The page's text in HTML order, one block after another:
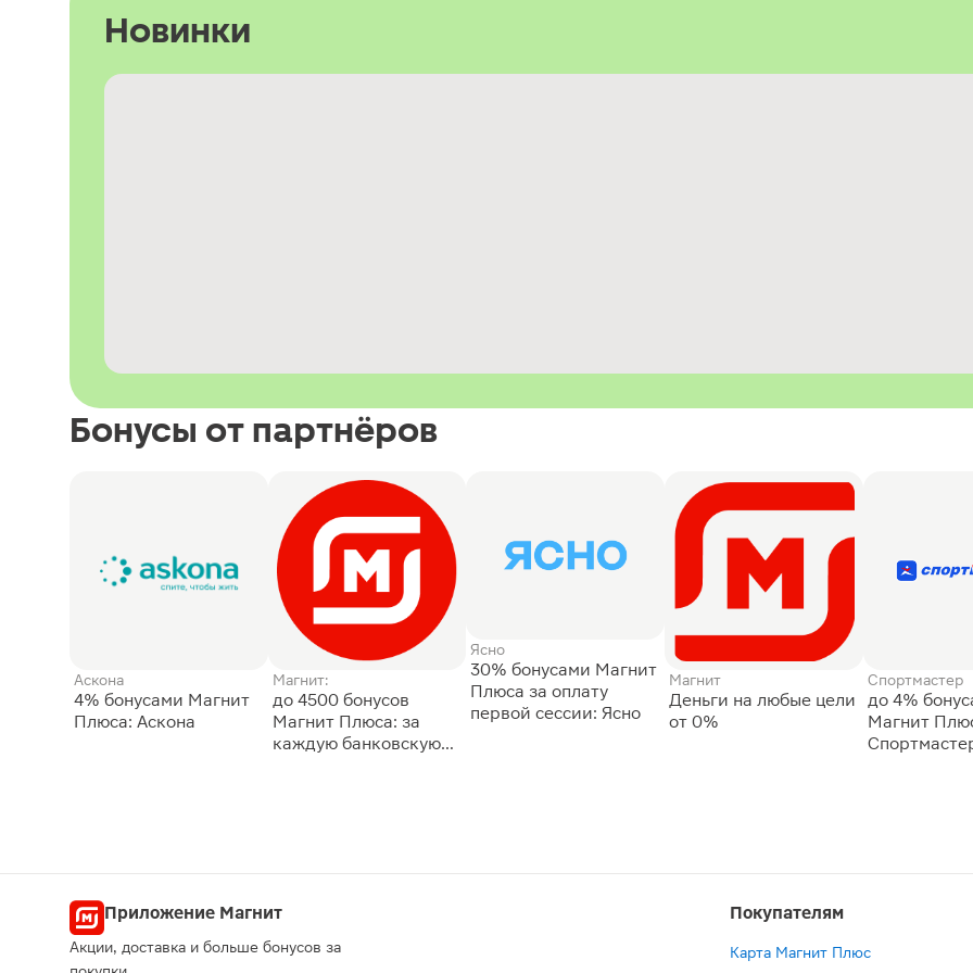
Новинки
Бонусы от партнёров
Аскона
4% бонусами Магнит
Плюса: Аскона
Магнит:
до 4500 бонусов
Магнит Плюса: за
каждую банковскую
Ясно
30% бонусами Магнит
Плюса за оплату
первой сессии: Ясно
Магнит
Деньги на любые цели
от 0%
Спортмастер
до 4%
Магнит
Приложение Магнит
Акции, доставка и больше бонусов за
Покупателям
Карта Магнит Плюс